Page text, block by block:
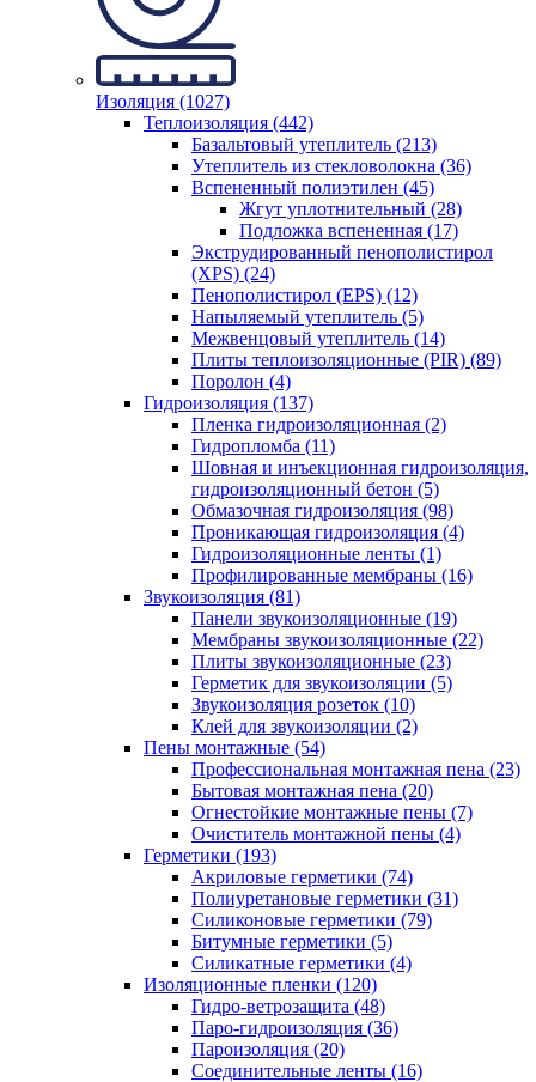
Изоляция (1027)
Теплоизоляция (442)
Базальтовый утеплитель (213)
Утеплитель из стекловолокна (36)
Вспененный полиэтилен (45)
Жгут уплотнительный (28)
Подложка вспененная (17)
Экструдированный пенополистирол
(XPS) (24)
Пенополистирол (EPS) (12)
Напыляемый утеплитель (5)
Межвенцовый утеплитель (14)
Плиты теплоизоляционные (PIR) (89)
Поролон (4)
Гидроизоляция (137)
Пленка гидроизоляционная (2)
Гидропломба (11)
Шовная и инъекционная гидроизоляция,
гидроизоляционный бетон (5)
Обмазочная гидроизоляция (98)
Проникающая гидроизоляция (4)
Гидроизоляционные ленты (1)
Профилированные мембраны (16)
Звукоизоляция (81)
Панели звукоизоляционные (19)
Мембраны звукоизоляционные (22)
Плиты звукоизоляционные (23)
Герметик для звукоизоляции (5)
Звукоизоляция розеток (10)
Клей для звукоизоляции (2)
Пены монтажные (54)
Профессиональная монтажная пена (23)
Бытовая монтажная пена (20)
Огнестойкие монтажные пены (7)
Очиститель монтажной пены (4)
Герметики (193)
Акриловые герметики (74)
Полиуретановые герметики (31)
Силиконовые герметики (79)
Битумные герметики (5)
Силикатные герметики (4)
Изоляционные пленки (120)
Гидро-ветрозащита (48)
Паро-гидроизоляция (36)
Пароизоляция (20)
Соединительные ленты (16)